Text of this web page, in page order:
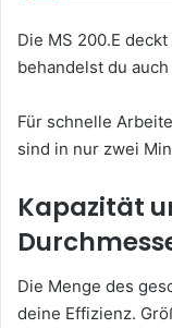
Die MS 200.E
behandelst du
Für schnelle
sind in nur zwei
Kapazität
Die Menge des
deine Effizienz.